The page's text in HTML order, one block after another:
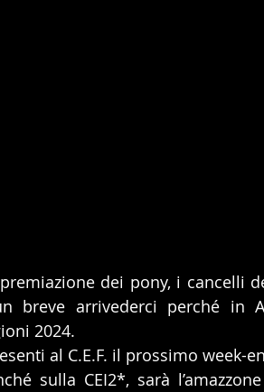
dei pony, i cancelli
breve arrivederci perché in
2024.
al C.E.F. il prossimo week-